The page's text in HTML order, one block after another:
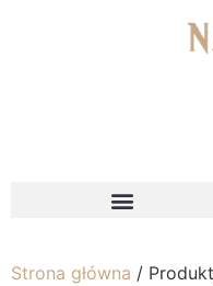
Strona główna /